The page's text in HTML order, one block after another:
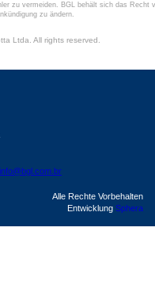
zu vermeiden. BGL behält sich das Recht
zu ändern.
Ltda. All rights reserved.
info@bgl.com.br
Alle Rechte Vorbehalten
Entwicklung Sphera